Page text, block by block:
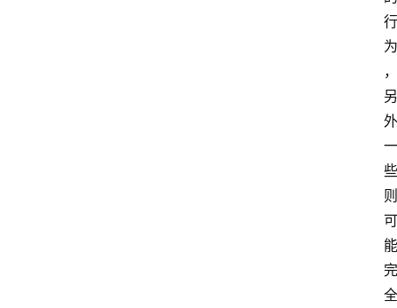
行
为
，
另
外
一
些
则
可
能
完
全